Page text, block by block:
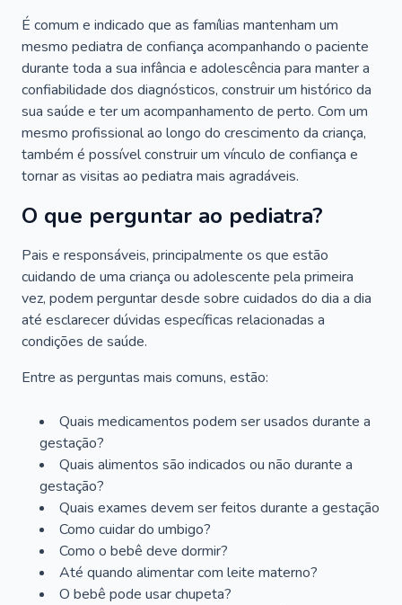
É comum e indicado que as famílias mantenham um
mesmo pediatra de confiança acompanhando o paciente
durante toda a sua infância e adolescência para manter a
confiabilidade dos diagnósticos, construir um histórico da
sua saúde e ter um acompanhamento de perto. Com um
mesmo profissional ao longo do crescimento da criança,
também é possível construir um vínculo de confiança e
tornar as visitas ao pediatra mais agradáveis.
O que perguntar ao pediatra?
Pais e responsáveis, principalmente os que estão
cuidando de uma criança ou adolescente pela primeira
vez, podem perguntar desde sobre cuidados do dia a dia
até esclarecer dúvidas específicas relacionadas a
condições de saúde.
Entre as perguntas mais comuns, estão:
Quais medicamentos podem ser usados durante a
gestação?
Quais alimentos são indicados ou não durante a
gestação?
Quais exames devem ser feitos durante a gestação
Como cuidar do umbigo?
Como o bebê deve dormir?
Até quando alimentar com leite materno?
O bebê pode usar chupeta?